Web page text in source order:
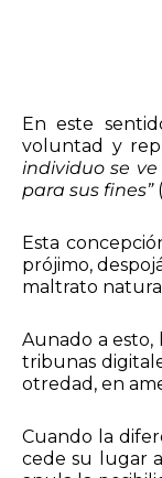
En este
voluntad y
individuo se
para sus fines”
Esta
prójimo,
maltrato
Aunado a esto,
tribunas
otredad, en
Cuando la
cede su lugar